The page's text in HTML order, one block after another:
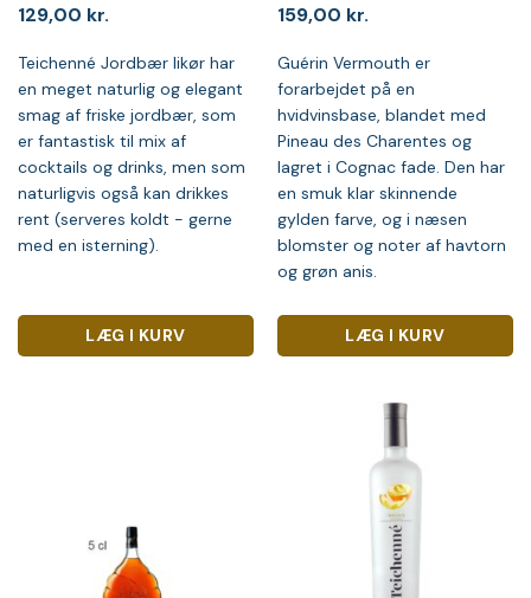
129,00 kr.
Teichenné Jordbær likør har
en meget naturlig og elegant
smag af friske jordbær, som
er fantastisk til mix af
cocktails og drinks, men som
naturligvis også kan drikkes
rent (serveres koldt - gerne
med en isterning).
LÆG I KURV
159,00 kr.
Guérin Vermouth er
forarbejdet på en
hvidvinsbase, blandet med
Pineau des Charentes og
lagret i Cognac fade. Den har
en smuk klar skinnende
gylden farve, og i næsen
blomster og noter af havtorn
og grøn anis.
LÆG I KURV